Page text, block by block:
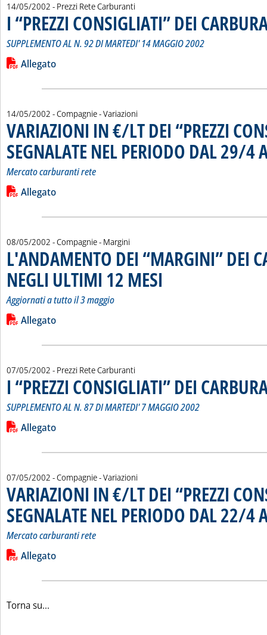
14/05/2002 - Prezzi Rete Carburanti
I “PREZZI CONSIGLIATI” DEI
SUPPLEMENTO AL N. 92 DI MARTEDI' 14 MAGGIO 2002
Leggi tutta la notizia: 'I “PREZZI CONSIGLIATI” DEI
Lista allegati PDF alla notizia
Allegato
14/05/2002 - Compagnie - Variazioni
VARIAZIONI IN €/LT DEI “PREZZI
SEGNALATE NEL PERIODO DAL 29/4
Mercato carburanti rete
Leggi tutta la notizia: 'VARIAZIONI IN €/LT DEI “PREZZI
Lista allegati PDF alla notizia
Allegato
08/05/2002 - Compagnie - Margini
L'ANDAMENTO DEI “MARGINI” DEI
NEGLI ULTIMI 12 MESI
Aggiornati a tutto il 3 maggio
Leggi tutta la notizia: 'L'ANDAMENTO DEI “MARGINI” DEI
Lista allegati PDF alla notizia
Allegato
07/05/2002 - Prezzi Rete Carburanti
I “PREZZI CONSIGLIATI” DEI
SUPPLEMENTO AL N. 87 DI MARTEDI' 7 MAGGIO 2002
Leggi tutta la notizia: 'I “PREZZI CONSIGLIATI” DEI
Lista allegati PDF alla notizia
Allegato
07/05/2002 - Compagnie - Variazioni
VARIAZIONI IN €/LT DEI “PREZZI
SEGNALATE NEL PERIODO DAL 22/4
Mercato carburanti rete
Leggi tutta la notizia: 'VARIAZIONI IN €/LT DEI “PREZZI
Lista allegati PDF alla notizia
Allegato
Torna su...